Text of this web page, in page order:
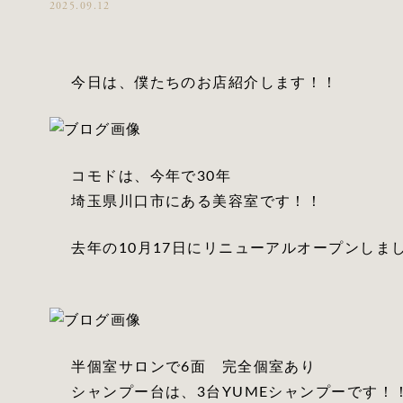
2025.09.12
今日は、僕たちのお店紹介します！！
コモドは、今年で30年
埼玉県川口市にある美容室です！！
去年の10月17日にリニューアルオープンしまし
半個室サロンで6面 完全個室あり
シャンプー台は、3台YUMEシャンプーです！！